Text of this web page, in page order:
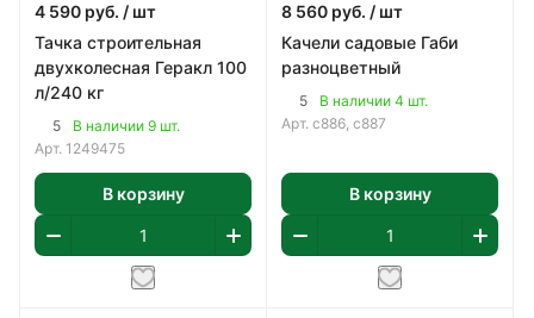
4 590 руб. / шт
Тачка строительная
двухколесная Геракл 100
л/240 кг
5
В наличии 9 шт.
Арт. 1249475
В корзину
8 560 руб. / шт
Качели садовые Габи
разноцветный
5
В наличии 4 шт.
Арт. с886, с887
В корзину